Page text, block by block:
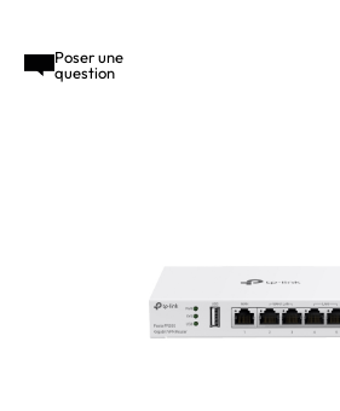
Poser une
question